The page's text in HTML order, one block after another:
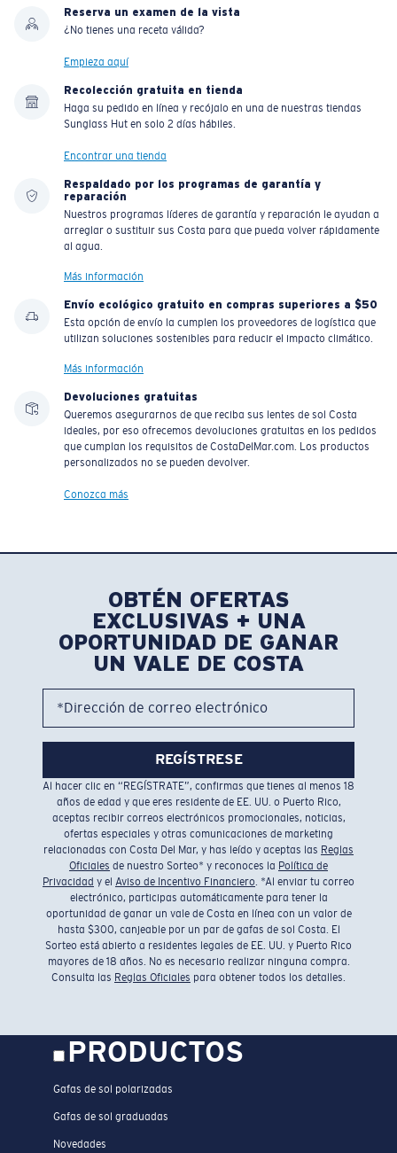
Reserva un examen de la vista
¿No tienes una receta válida?
Empieza aquí
Recolección gratuita en tienda
Haga su pedido en línea y recójalo en una de nuestras tiendas
Sunglass Hut en solo 2 días hábiles.
Encontrar una tienda
Respaldado por los programas de garantía y
reparación
Nuestros programas líderes de garantía y reparación le ayudan a
arreglar o sustituir sus Costa para que pueda volver rápidamente
al agua.
Más información
Envío ecológico gratuito en compras superiores a $50
Esta opción de envío la cumplen los proveedores de logística que
utilizan soluciones sostenibles para reducir el impacto climático.
Más información
Devoluciones gratuitas
Queremos asegurarnos de que reciba sus lentes de sol Costa
ideales, por eso ofrecemos devoluciones gratuitas en los pedidos
que cumplan los requisitos de CostaDelMar.com. Los productos
personalizados no se pueden devolver.
Conozca más
OBTÉN OFERTAS
EXCLUSIVAS + UNA
OPORTUNIDAD DE GANAR
UN VALE DE COSTA
*Dirección de correo electrónico
REGÍSTRESE
Al hacer clic en “REGÍSTRATE”, confirmas que tienes al menos 18
años de edad y que eres residente de EE. UU. o Puerto Rico,
aceptas recibir correos electrónicos promocionales, noticias,
ofertas especiales y otras comunicaciones de marketing
relacionadas con Costa Del Mar, y has leído y aceptas las Reglas
Oficiales de nuestro Sorteo* y reconoces la Política de
Privacidad y el Aviso de Incentivo Financiero. *Al enviar tu correo
electrónico, participas automáticamente para tener la
oportunidad de ganar un vale de Costa en línea con un valor de
hasta $300, canjeable por un par de gafas de sol Costa. El
Sorteo está abierto a residentes legales de EE. UU. y Puerto Rico
mayores de 18 años. No es necesario realizar ninguna compra.
Consulta las Reglas Oficiales para obtener todos los detalles.
PRODUCTOS
Gafas de sol polarizadas
Gafas de sol graduadas
Novedades